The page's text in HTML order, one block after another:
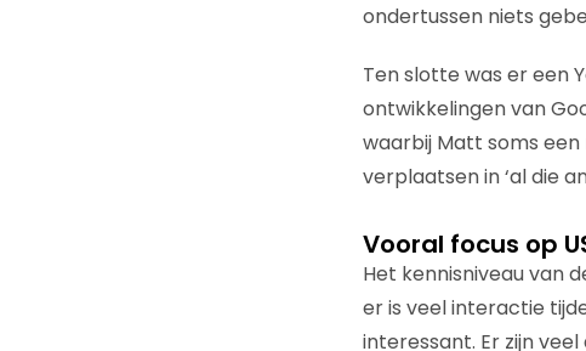
ondertussen niets
Ten slotte was er een
ontwikkelingen van
waarbij Matt soms
verplaatsen in ‘al die
Vooral focus op
Het kennisniveau van
er is veel interactie
interessant. Er zijn